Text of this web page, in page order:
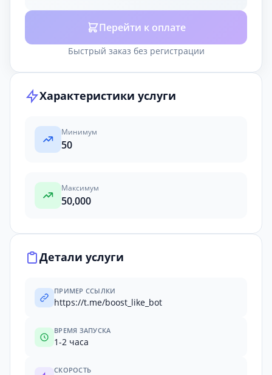
Перейти к оплате
Быстрый заказ без регистрации
Характеристики услуги
Минимум
50
Максимум
50,000
Детали услуги
ПРИМЕР ССЫЛКИ
https://t.me/boost_like_bot
ВРЕМЯ ЗАПУСКА
1-2 часа
СКОРОСТЬ